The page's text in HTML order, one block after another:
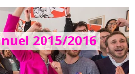
2015/2016